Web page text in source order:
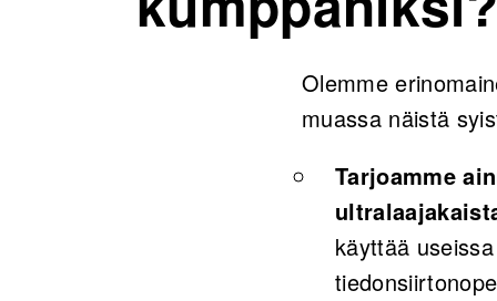
Olemme
muassa näistä
Tarjoamme
käyttää